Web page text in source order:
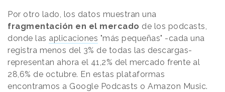
Por otro lado, los datos muestran una
fragmentación en el mercado de los podcasts,
donde las aplicaciones "más pequeñas" -cada una
registra menos del 3% de todas las descargas-
representan ahora el 41,2% del mercado frente al
28,6% de octubre. En estas plataformas
encontramos a Google Podcasts o Amazon Music.